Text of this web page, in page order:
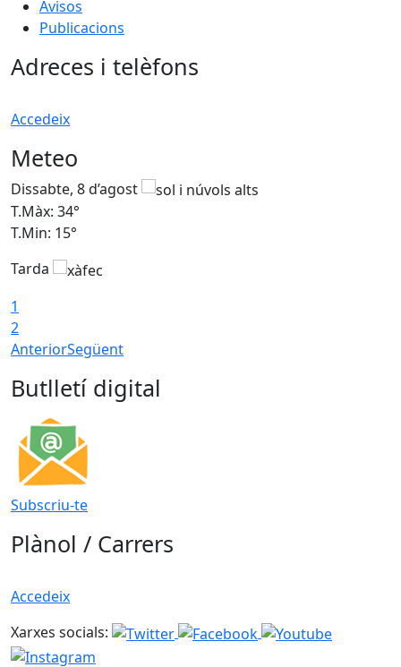
Avisos
Publicacions
Adreces i telèfons
Accedeix
Meteo
Dissabte, 8 d’agost
T.Màx: 34°
T.Min: 15°
Tarda
1
2
AnteriorSegüent
Butlletí digital
Subscriu-te
Plànol / Carrers
Accedeix
Xarxes socials: